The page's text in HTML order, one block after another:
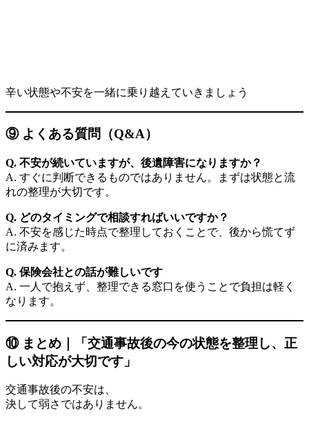
辛い状態や不安を一緒に乗り越えていきましょう
⑨ よくある質問（Q&A）
Q. 不安が続いていますが、後遺障害になりますか？
A. すぐに判断できるものではありません。まずは状態と流
れの整理が大切です。
Q. どのタイミングで相談すればいいですか？
A. 不安を感じた時点で整理しておくことで、後から慌てず
に済みます。
Q. 保険会社との話が難しいです
A. 一人で抱えず、整理できる窓口を使うことで負担は軽く
なります。
⑩ まとめ｜「交通事故後の今の状態を整理し、正
しい対応が大切です」
交通事故後の不安は、
決して弱さではありません。